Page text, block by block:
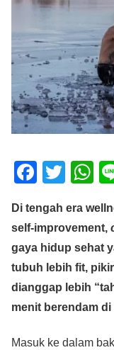
F
c
e
b
o
o
T
tt
er
W
at
s
A
p
p
Di tengah era
self-improvement,
gaya hidup sehat
tubuh lebih fit,
dianggap lebih
menit berendam di
Masuk ke dalam